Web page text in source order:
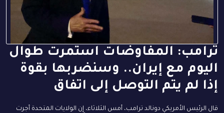
ترامب: المفاوضات استمرت طوال
اليوم مع إيران.. وسنضربها بقوة
إذا لم يتم التوصل إلى اتفاق
قال الرئيس الأمريكي دونالد ترامب، أمس الثلاثاء، إن الولايات المتحدة أجرت